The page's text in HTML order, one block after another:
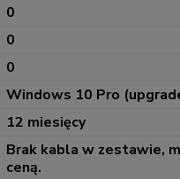
0
0
0
Windows 10 Pro
12 miesięcy
Brak kabla w zestawie,
ceną.